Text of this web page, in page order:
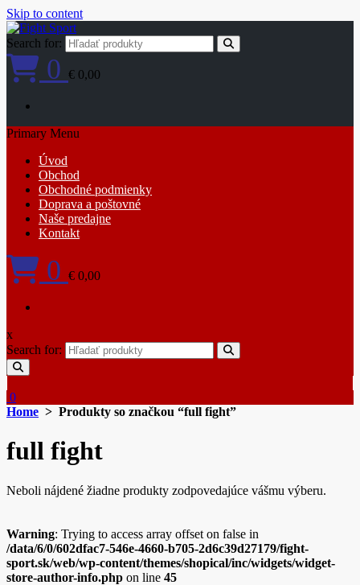
Skip to content
Search for:
0 € 0,00
Primary Menu
Úvod
Obchod
Obchodné podmienky
Doprava a poštovné
Naše predajne
Kontakt
0 € 0,00
x
Search for:
0
Home > Produkty so značkou “full fight”
full fight
Neboli nájdené žiadne produkty zodpovedajúce vášmu výberu.
Warning: Trying to access array offset on false in
/data/6/0/602dfac7-546e-4660-b705-2d6c39d27179/fight-
sport.sk/web/wp-content/themes/shopical/inc/widgets/widget-
store-author-info.php on line 45